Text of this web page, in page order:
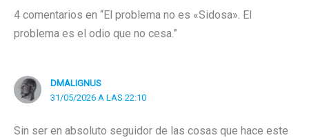
4 comentarios en “El problema no es «Sidosa». El
problema es el odio que no cesa.”
DMALIGNUS
31/05/2026 A LAS 22:10
Sin ser en absoluto seguidor de las cosas que hace este